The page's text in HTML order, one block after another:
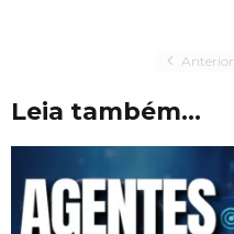
Anterior
Leia também...